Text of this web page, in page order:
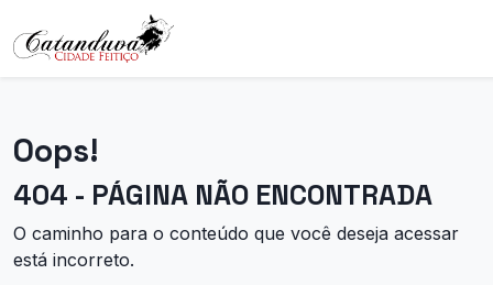
Oops!
404 - PÁGINA NÃO ENCONTRADA
O caminho para o conteúdo que você deseja acessar
está incorreto.